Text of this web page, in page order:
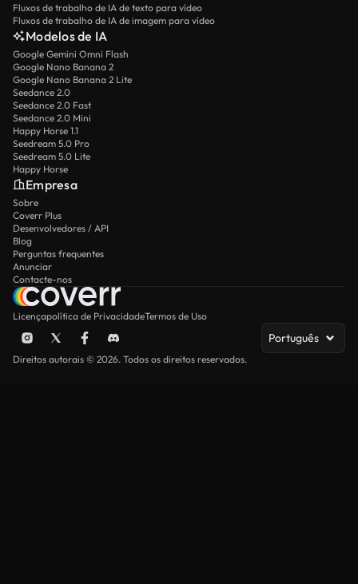
Fluxos de trabalho de IA de texto para vídeo
Fluxos de trabalho de IA de imagem para vídeo
Modelos de IA
Google Gemini Omni Flash
Google Nano Banana 2
Google Nano Banana 2 Lite
Seedance 2.0
Seedance 2.0 Fast
Seedance 2.0 Mini
Happy Horse 1.1
Seedream 5.0 Pro
Seedream 5.0 Lite
Happy Horse
Empresa
Sobre
Coverr Plus
Desenvolvedores / API
Blog
Perguntas frequentes
Anunciar
Contacte-nos
Licençapolítica de PrivacidadeTermos de Uso
Português
Direitos autorais © 2026. Todos os direitos reservados.